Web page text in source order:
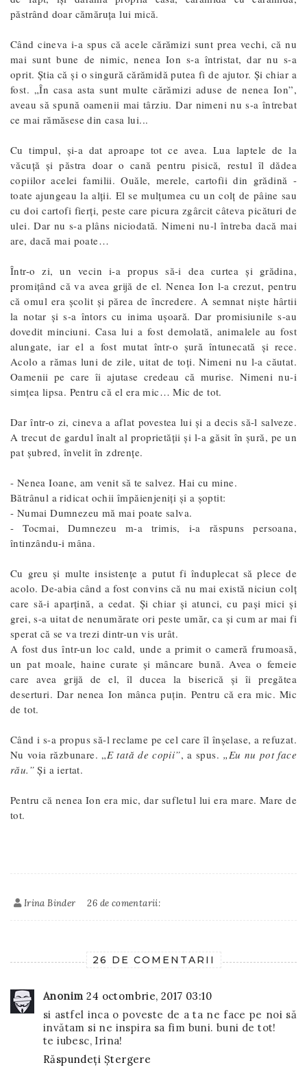
păstrând doar cămăruța lui mică.
Când cineva i-a spus că acele cărămizi sunt prea vechi, că nu
mai sunt bune de nimic, nenea Ion s-a întristat, dar nu s-a
oprit. Știa că și o singură cărămidă putea fi de ajutor. Și chiar a
fost. „În casa asta sunt multe cărămizi aduse de nenea Ion”,
aveau să spună oamenii mai târziu. Dar nimeni nu s-a întrebat
ce mai rămăsese din casa lui...
Cu timpul, și-a dat aproape tot ce avea. Lua laptele de la
văcuță și păstra doar o cană pentru pisică, restul îl dădea
copiilor acelei familii. Ouăle, merele, cartofii din grădină -
toate ajungeau la alții. El se mulțumea cu un colț de pâine sau
cu doi cartofi fierți, peste care picura zgârcit câteva picături de
ulei. Dar nu s-a plâns niciodată. Nimeni nu-l întreba dacă mai
are, dacă mai poate…
Într-o zi, un vecin i-a propus să-i dea curtea și grădina,
promițând că va avea grijă de el. Nenea Ion l-a crezut, pentru
că omul era școlit și părea de încredere. A semnat niște hârtii
la notar și s-a întors cu inima ușoară. Dar promisiunile s-au
dovedit minciuni. Casa lui a fost demolată, animalele au fost
alungate, iar el a fost mutat într-o șură întunecată și rece.
Acolo a rămas luni de zile, uitat de toți. Nimeni nu l-a căutat.
Oamenii pe care îi ajutase credeau că murise. Nimeni nu-i
simțea lipsa. Pentru că el era mic… Mic de tot.
Dar într-o zi, cineva a aflat povestea lui și a decis să-l salveze.
A trecut de gardul înalt al proprietății și l-a găsit în șură, pe un
pat șubred, învelit în zdrențe.
- Nenea Ioane, am venit să te salvez. Hai cu mine.
Bătrânul a ridicat ochii împăienjeniți și a șoptit:
- Numai Dumnezeu mă mai poate salva.
- Tocmai, Dumnezeu m-a trimis, i-a răspuns persoana,
întinzându-i mâna.
Cu greu și multe insistențe a putut fi înduplecat să plece de
acolo. De-abia când a fost convins că nu mai există niciun colț
care să-i aparțină, a cedat. Și chiar și atunci, cu pași mici și
grei, s-a uitat de nenumărate ori peste umăr, ca și cum ar mai fi
sperat că se va trezi dintr-un vis urât.
A fost dus într-un loc cald, unde a primit o cameră frumoasă,
un pat moale, haine curate și mâncare bună. Avea o femeie
care avea grijă de el, îl ducea la biserică și îi pregătea
deserturi. Dar nenea Ion mânca puțin. Pentru că era mic. Mic
de tot.
Când i s-a propus să-l reclame pe cel care îl înșelase, a refuzat.
Nu voia răzbunare. „E tată de copii”, a spus. „Eu nu pot face
rău.” Și a iertat.
Pentru că nenea Ion era mic, dar sufletul lui era mare. Mare de
tot.
Irina Binder 26 de comentarii:
26 DE COMENTARII
Anonim 24 octombrie, 2017 03:10
si astfel inca o poveste de a ta ne face pe noi să
invătam si ne inspira sa fim buni. buni de tot!
te iubesc, Irina!
Răspundeți Ștergere